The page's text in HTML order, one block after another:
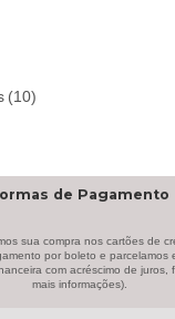
(10)
(2)
(3)
de Pagamento
sua compra nos cartões de
por boleto e parcelamos
com acréscimo de juros,
mais informações).